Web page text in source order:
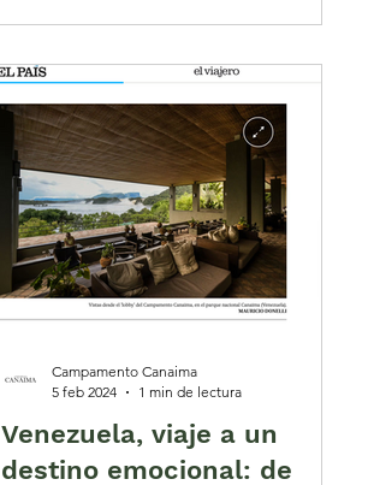
Venezuela, viaje a un
destino emocional: de
Campamento Canaima
5 feb 2024
1 min de lectura